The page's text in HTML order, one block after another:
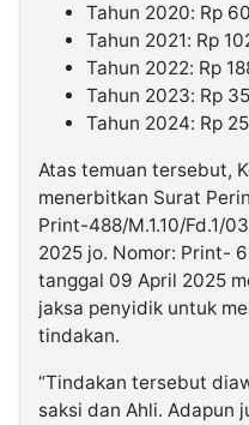
Tahun 2020: Rp
Tahun 2021: Rp
Tahun 2022: Rp
Tahun 2023: Rp
Tahun 2024: Rp
Atas temuan tersebut,
menerbitkan Surat
Print-488/M.1.10/Fd.1/
2025 jo. Nomor: Print-
tanggal 09 April 2025
jaksa penyidik untuk
tindakan.
“Tindakan tersebut
saksi dan Ahli. Adapun